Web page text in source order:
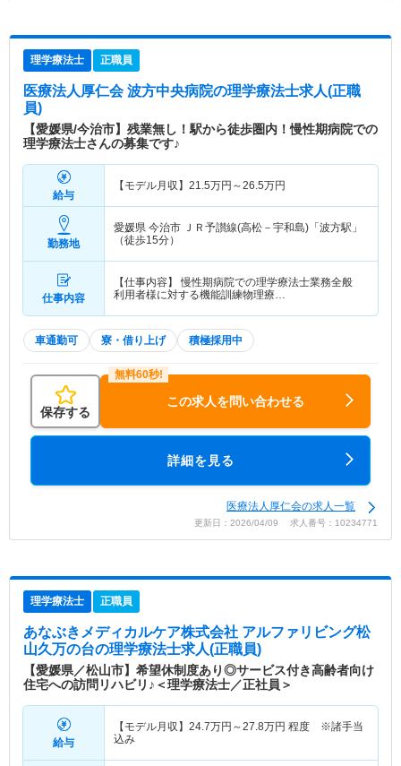
理学療法士 正職員
医療法人厚仁会 波方中央病院の理学療法士求人(正職
員)
【愛媛県/今治市】残業無し！駅から徒歩圏内！慢性期病院での
理学療法士さんの募集です♪
給与
【モデル月収】 21.5万円～26.5万円
勤務地
愛媛県 今治市 ＪＲ予讃線(高松－宇和島)「波方駅」
（徒歩15分）
仕事内容
【仕事内容】 慢性期病院での理学療法士業務全般
利用者様に対する機能訓練物理療…
車通勤可 寮・借り上げ 積極採用中
保存する
この求人を問い合わせる
詳細を見る
医療法人厚仁会の求人一覧
更新日：2026/04/09 求人番号：10234771
理学療法士 正職員
あなぶきメディカルケア株式会社 アルファリビング松
山久万の台の理学療法士求人(正職員)
【愛媛県／松山市】希望休制度あり◎サービス付き高齢者向け
住宅への訪問リハビリ♪＜理学療法士／正社員＞
給与
【モデル月収】 24.7万円～27.8万円 程度 ※諸手当
込み